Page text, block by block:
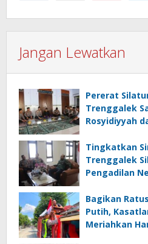
Jangan Lewatkan
Pererat
Trenggalek
Rosyidiyyah
Tingkatkan
Trenggalek
Pengadilan
Bagikan
Putih,
Meriahkan